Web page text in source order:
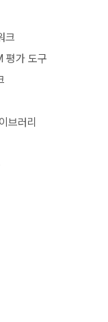
크
평가 도구
브러리